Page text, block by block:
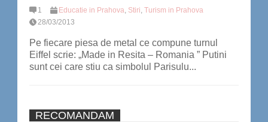
1 Educatie in Prahova, Stiri, Turism in Prahova
28/03/2013
Pe fiecare piesa de metal ce compune turnul
Eiffel scrie: „Made in Resita – Romania ” Putini
sunt cei care stiu ca simbolul Parisulu...
RECOMANDAM